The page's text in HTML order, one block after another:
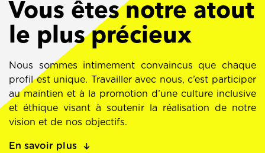
Vous êtes notre atout
le plus précieux
Nous sommes intimement convaincus que chaque
profil est unique. Travailler avec nous, c’est participer
au maintien et à la promotion d’une culture inclusive
et éthique visant à soutenir la réalisation de notre
vision et de nos objectifs.
En savoir plus